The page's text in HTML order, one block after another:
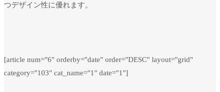
つデザイン性に優れます。
[article num="6" orderby="date" order="DESC" layout="grid"
category="103" cat_name="1" date="1"]